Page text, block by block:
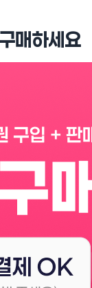
매하세요